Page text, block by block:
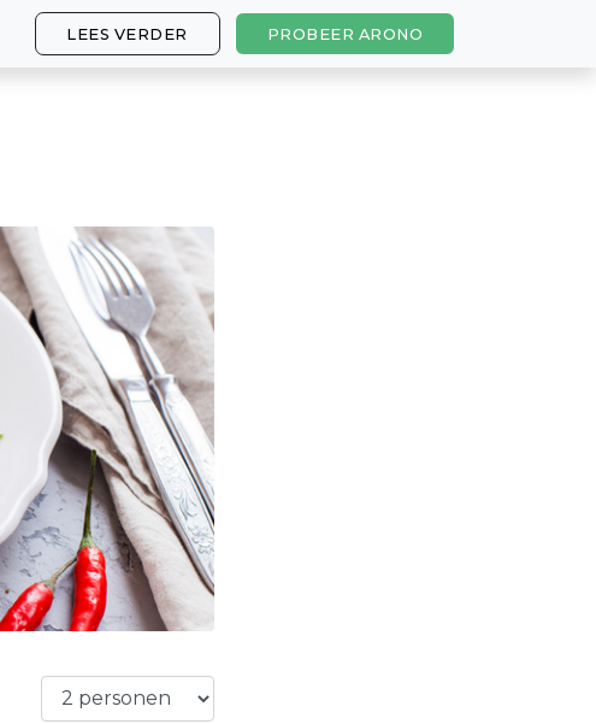
LEES VERDER PROBEER ARONO